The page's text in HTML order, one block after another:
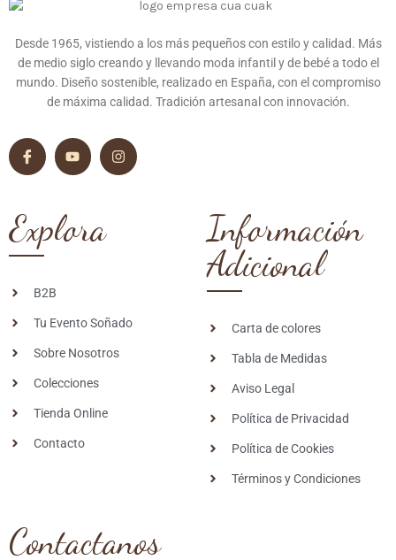
Desde 1965, vistiendo a los más pequeños con estilo y calidad. Más
de medio siglo creando y llevando moda infantil y de bebé a todo el
mundo. Diseño sostenible, realizado en España, con el compromiso
de máxima calidad. Tradición artesanal con innovación.
Explora
B2B
Tu Evento Soñado
Sobre Nosotros
Colecciones
Tienda Online
Contacto
Información
Adicional
Carta de colores
Tabla de Medidas
Aviso Legal
Política de Privacidad
Política de Cookies
Términos y Condiciones
Contactanos